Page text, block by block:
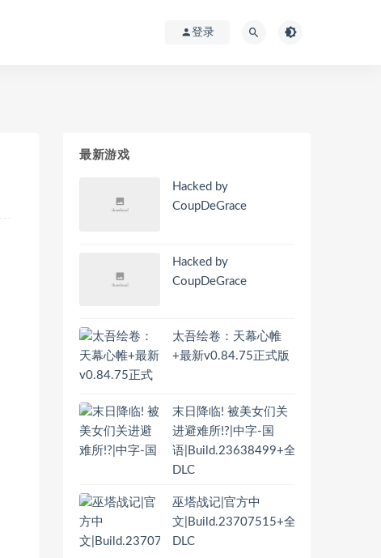
登录
最新游戏
Hacked by
CoupDeGrace
Hacked by
CoupDeGrace
太吾绘卷：天幕心帷
+最新v0.84.75正式版
末日降临! 被美女们关
进避难所!?|中字-国
语|Build.23638499+全
DLC
巫塔战记|官方中
文|Build.23707515+全
DLC